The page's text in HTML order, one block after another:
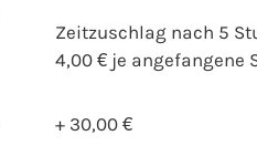
Zeitzuschlag nach 5
4,00 € je angefangene
+ 30,00 €